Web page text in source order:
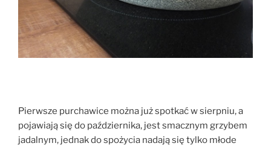
Pierwsze purchawice można już spotkać w sierpniu, a
pojawiają się do października, jest smacznym grzybem
jadalnym, jednak do spożycia nadają się tylko młode